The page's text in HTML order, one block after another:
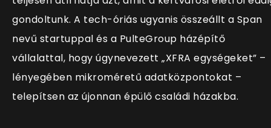
gondoltunk. A tech-óriás ugyanis összeállt a Span
nevű startuppal és a PulteGroup házépítő
vállalattal, hogy úgynevezett „XFRA egységeket” –
lényegében mikroméretű adatközpontokat –
telepítsen az újonnan épülő családi házakba.